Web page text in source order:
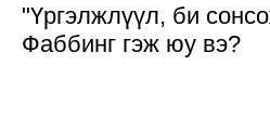
"Үргэлжлүүл, би
Фаббинг гэж юу вэ?